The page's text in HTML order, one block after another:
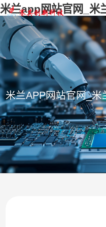
米兰app网站官网_米
米兰APP网站官网_米